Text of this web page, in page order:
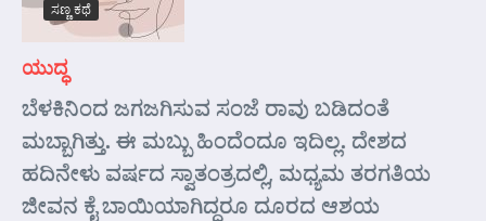
ಸಣ್ಣ ಕಥೆ
ಯುದ್ಧ
ಬೆಳಕಿನಿಂದ ಜಗಜಗಿಸುವ ಸಂಜೆ ರಾವು ಬಡಿದಂತೆ
ಮಬ್ಬಾಗಿತ್ತು. ಈ ಮಬ್ಬು ಹಿಂದೆಂದೂ ಇದಿಲ್ಲ. ದೇಶದ
ಹದಿನೇಳು ವರ್ಷದ ಸ್ವಾತಂತ್ರದಲ್ಲಿ, ಮಧ್ಯಮ ತರಗತಿಯ
ಜೀವನ ಕೈ ಬಾಯಿಯಾಗಿದ್ದರೂ ದೂರದ ಆಶಯ